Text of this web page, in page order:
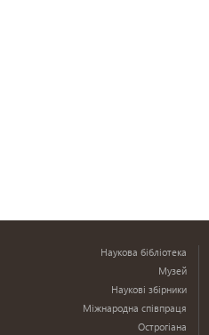
Наукова бібліотека
Музей
Наукові збірники
Міжнародна співпраця
Острогіана